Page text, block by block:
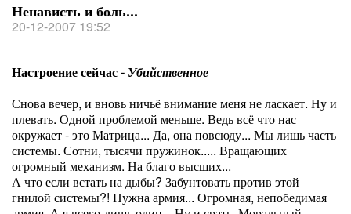
Ненависть и боль...
20-12-2007 19:52
Настроение сейчас - Убийственное
Снова вечер, и вновь ничьё внимание меня не ласкает. Ну и
плевать. Одной проблемой меньше. Ведь всё что нас
окружает - это Матрица... Да, она повсюду... Мы лишь часть
системы. Сотни, тысячи пружинок..... Вращающих
огромный механизм. На благо высших...
А что если встать на дыбы? Забунтовать против этой
гнилой системы?! Нужна армия... Огромная, непобедимая